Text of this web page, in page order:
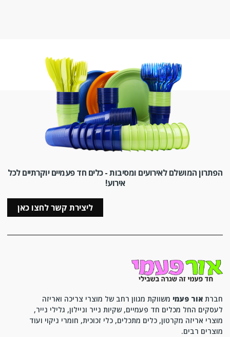
הפתרון המושלם לאירועים ומסיבות - כלים חד פעמיים יוקרתיים לכל
אירוע!
ליצירת קשר לחצו כאן
חברת אור פעמי משווקת מגוון רחב של מוצרי צריכה ואריזה
לעסקים החל מכלים חד פעמיים, שקיות נייר וניילון, גלילי נייר,
מוצרי אריזה מקרטון, כלים מתכלים, כלי זכוכית, חומרי ניקוי ועוד
מוצרים רבים.